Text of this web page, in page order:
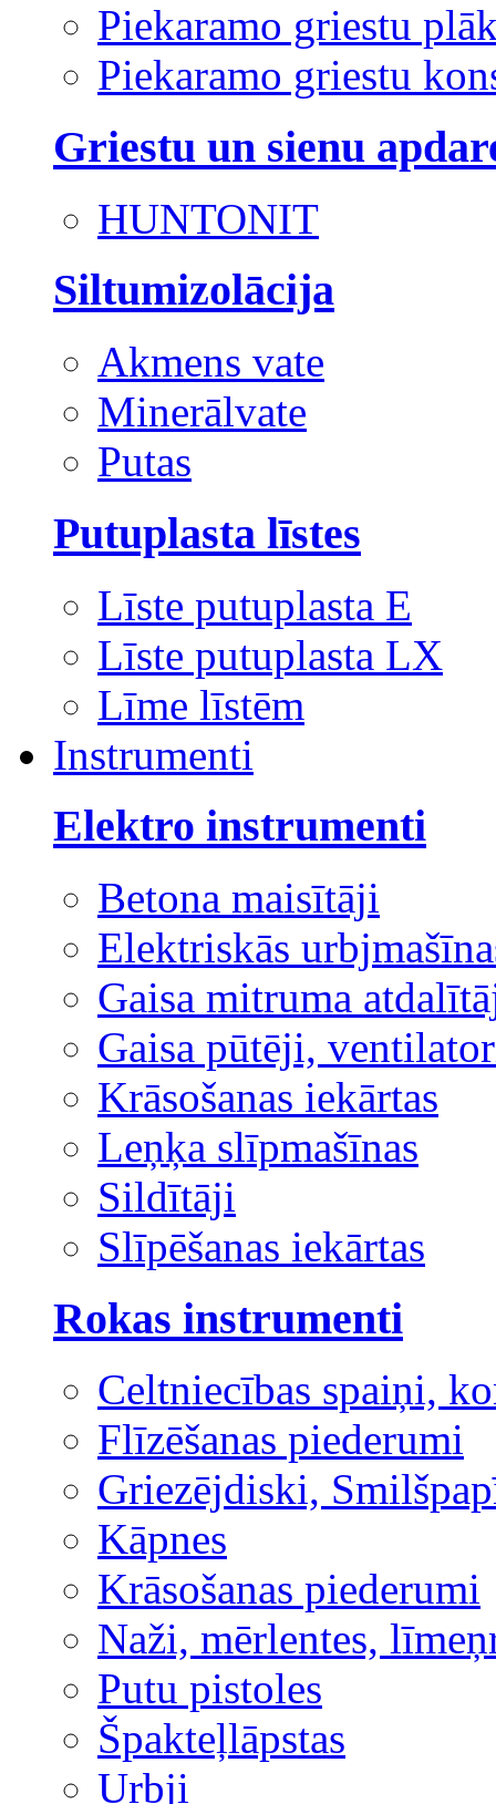
Piekaramo griestu
Piekaramo griestu
Griestu un sienu
HUNTONIT
Siltumizolācija
Akmens vate
Minerālvate
Putas
Putuplasta līstes
Līste putuplasta E
Līste putuplasta LX
Līme līstēm
Instrumenti
Elektro instrumenti
Betona maisītāji
Elektriskās
Gaisa mitruma
Gaisa pūtēji,
Krāsošanas iekārtas
Leņķa slīpmašīnas
Sildītāji
Slīpēšanas iekārtas
Rokas instrumenti
Celtniecības spaiņi,
Flīzēšanas piederumi
Griezējdiski,
Kāpnes
Krāsošanas piederumi
Naži, mērlentes,
Putu pistoles
Špakteļlāpstas
Urbji